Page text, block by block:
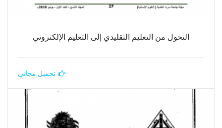
التحول من التعليم التقليدي إلى التعليم الإلكتروني
تحميل مجاني